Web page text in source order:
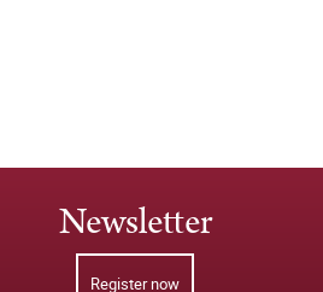
Newsletter
Register now